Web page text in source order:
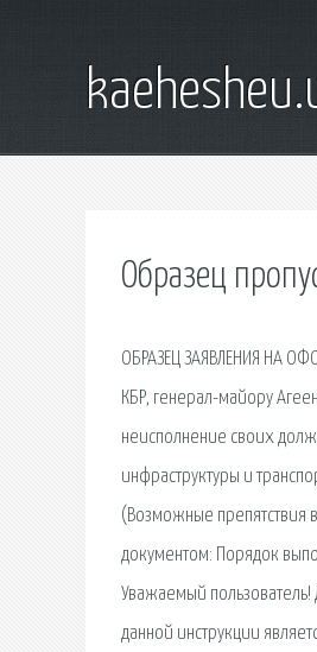
Образец
ОБРАЗЕЦ ЗАЯВЛЕНИЯ НА
КБР, генерал-майору
неисполнение своих
инфраструктуры и
(Возможные препятствия
документом: Порядок
Уважаемый
данной инструкции